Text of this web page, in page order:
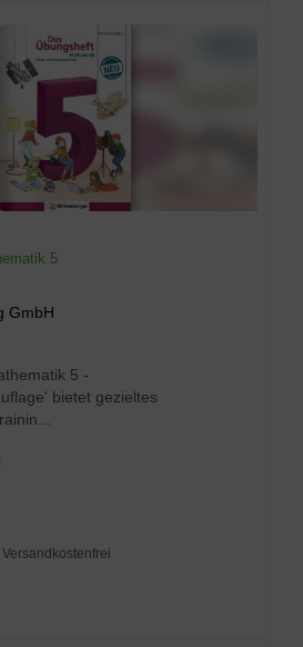
5
GmbH
5 -
bietet gezieltes
| Versandkostenfrei